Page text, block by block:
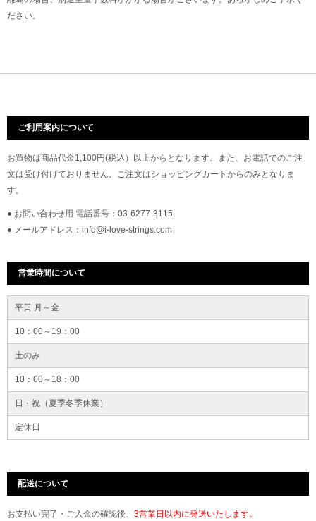
ださい。
ご利用案内について
お買物は商品代金1,100円(税込）以上からとなります。また、お電話でのご注
文は受け付けておりません。ご注文はショッピングカートからのみとなりま
す。
● お問い合わせ用 電話番号：03-6277-3115
● メールアドレス：info@i-love-strings.com
営業時間について
平日 月～金
10：00～19：00
土のみ
10：00～18：00
日・祝（夏季冬季休業）
定休日
配送について
お支払い完了・ご入金の確認後、 3営業日以内に発送いたします。